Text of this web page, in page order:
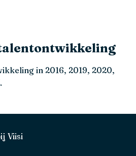
in 2016, 2019, 2020,
Viisi